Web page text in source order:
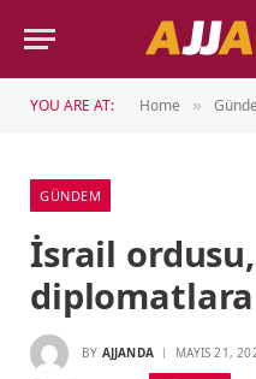
YOU ARE AT: Home »
GÜNDEM
İsrail ordusu,
diplomatlara
BY AJJANDA MAYIS 21,